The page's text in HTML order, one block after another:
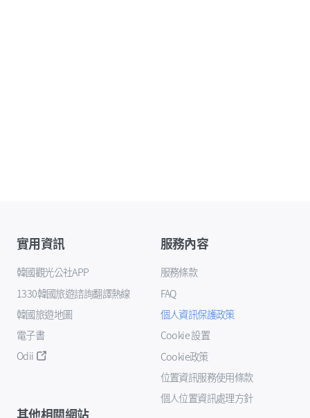
實用資訊
韓國觀光公社APP
1330韓國旅遊諮詢翻譯熱線
韓國旅遊地圖
電子書
Odii
服務內容
服務條款
FAQ
個人資訊保護政策
Cookie 設置
Cookie政策
位置資訊服務使用條款
個人位置資訊處理方針
其他相關網站